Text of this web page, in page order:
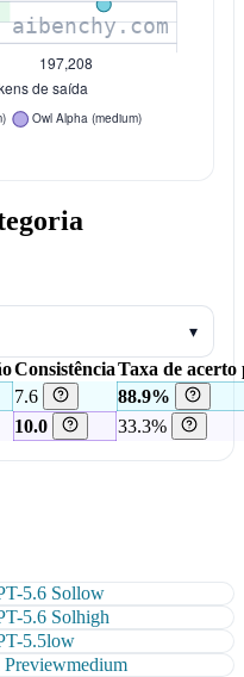
▾
ConsistênciaTaxa de
7.6
88.9%
10.0 33.3%
5.6 Sollow
5.6 Solhigh
5.5low
Previewmedium